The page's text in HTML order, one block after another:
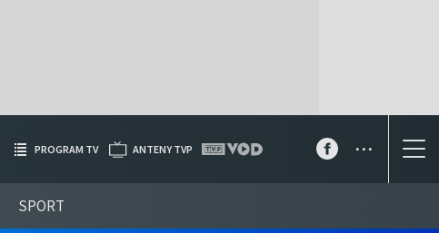
SPORT
PROGRAM TV ANTENY TVP ...